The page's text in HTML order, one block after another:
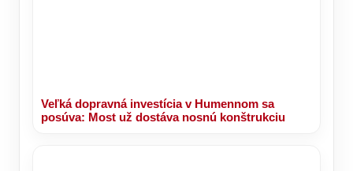
Veľká dopravná investícia v Humennom sa
posúva: Most už dostáva nosnú konštrukciu